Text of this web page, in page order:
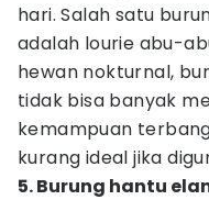
hari. Salah satu
adalah lourie abu-
hewan nokturnal,
tidak bisa banyak
kemampuan
kurang ideal jika
5. Burung hantu